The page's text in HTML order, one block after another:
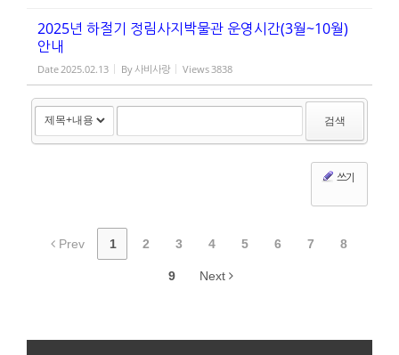
2025년 하절기 정림사지박물관 운영시간(3월~10월)
안내
Date2025.02.13 By사비사랑 Views3838
검색
쓰기
Prev 1 2 3 4 5 6 7 8
9 Next